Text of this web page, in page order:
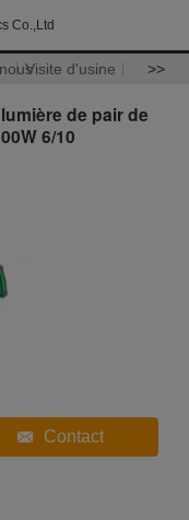
Co.,Ltd
Visite d'usine >>
de pair de
6/10
Contact